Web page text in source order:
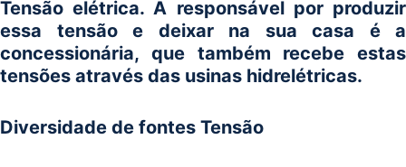
Tensão elétrica. A responsável por produzir
essa tensão e deixar na sua casa é a
concessionária, que também recebe estas
tensões através das usinas hidrelétricas.
Diversidade de fontes Tensão